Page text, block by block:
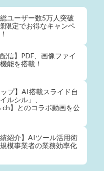
ユーザー数5万人突破
定でお得なキャンペ
信】PDF、画像ファイ
能を搭載！
ップ】AI搭載スライド自
ルシル」、
】とのコラボ動画を公
績紹介】AIツール活用術
模事業者の業務効率化